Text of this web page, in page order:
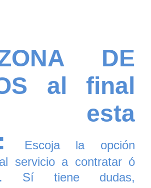
DE
al final
esta
Escoja la opción
servicio a contratar ó
Sí tiene dudas,